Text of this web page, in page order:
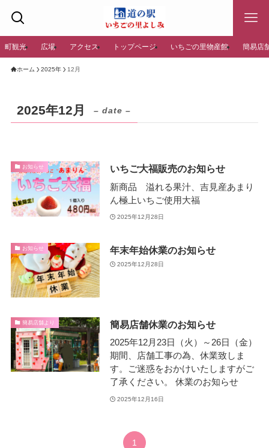
町観光 広場 アクセス トップページ いちごの里物産館 簡易店
ホーム 2025年 12月
2025年12月 – date –
お知らせ いちご大福販売のお知らせ
新商品 溢れる果汁、吉見産あまり
ん極上いちご使用大福
2025年12月28日
お知らせ 年末年始休業のお知らせ
2025年12月28日
簡易店舗より 簡易店舗休業のお知らせ
2025年12月23日（火）～26日（金）
期間、店舗工事の為、休業致しま
す。ご迷惑をおかけいたしますがご
了承ください。 休業のお知らせ
2025年12月16日
1